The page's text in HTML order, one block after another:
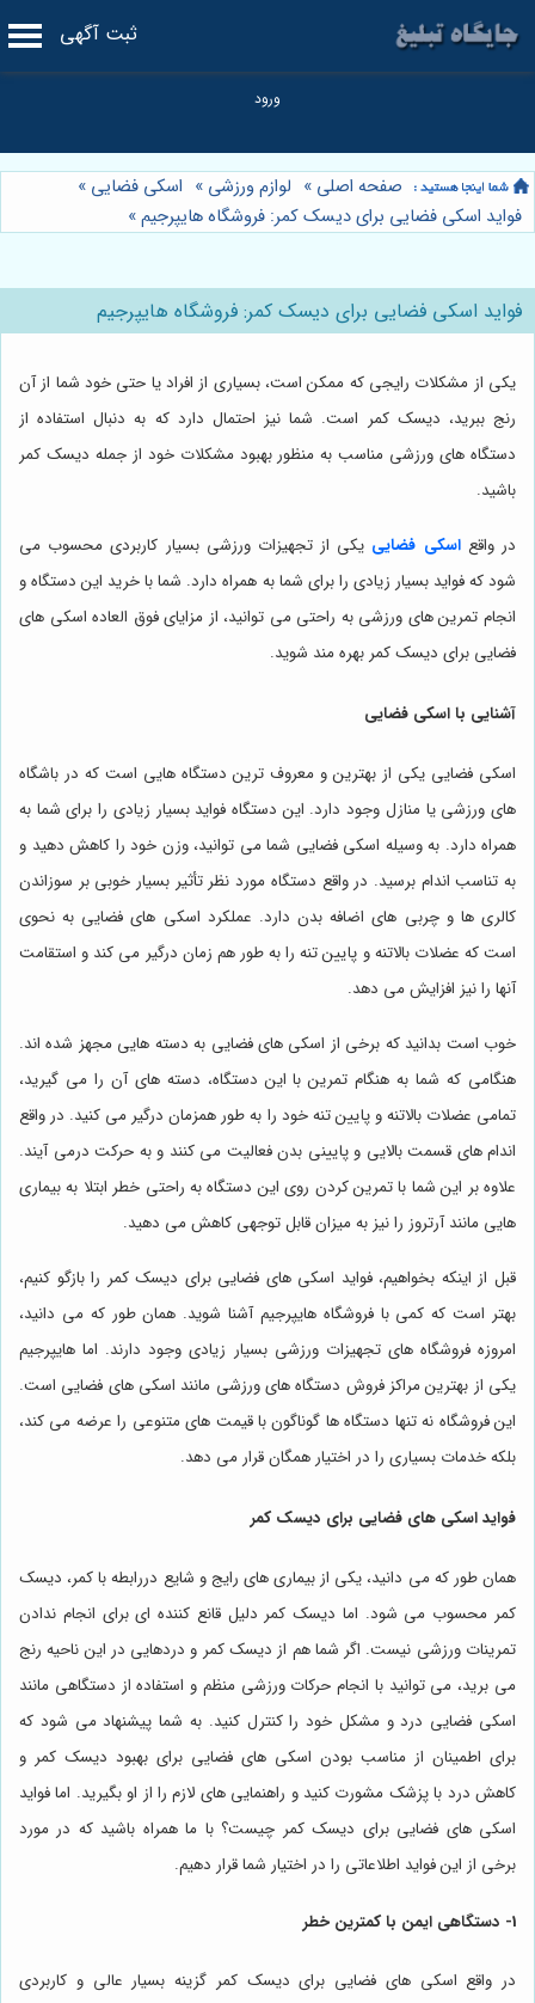
ثبت آگهی
صفحه اصلی » لوازم ورزشی » اسکی فضایی »
فواید اسکی فضایی برای دیسک کمر: فروشگاه هایپرجیم»
فواید اسکی فضایی برای دیسک کمر: فروشگاه هایپرجیم
یکی از مشکلات رایجی که ممکن است، بسیاری از افراد یا حتی خود شما از آن
رنج ببرید، دیسک کمر است. شما نیز احتمال دارد که به دنبال استفاده از
دستگاه های ورزشی مناسب به منظور بهبود مشکلات خود از جمله دیسک کمر
باشید.
در واقعاسکی فضایی یکی از تجهیزات ورزشی بسیار کاربردی محسوب می
شود که فواید بسیار زیادی را برای شما به همراه دارد. شما با خرید این دستگاه و
انجام تمرین های ورزشی به راحتی می توانید، از مزایای فوق العاده اسکی های
فضایی برای دیسک کمر بهره مند شوید.
آشنایی با اسکی فضایی
اسکی فضایی یکی از بهترین و معروف ترین دستگاه هایی است که در باشگاه
های ورزشی یا منازل وجود دارد. این دستگاه فواید بسیار زیادی را برای شما به
همراه دارد. به وسیله اسکی فضایی شما می توانید، وزن خود را کاهش دهید و
به تناسب اندام برسید. در واقع دستگاه مورد نظر تأثیر بسیار خوبی بر سوزاندن
کالری ها و چربی های اضافه بدن دارد. عملکرد اسکی های فضایی به نحوی
است که عضلات بالاتنه و پایین تنه را به طور هم زمان درگیر می کند و استقامت
آنها را نیز افزایش می دهد.
خوب است بدانید که برخی از اسکی های فضایی به دسته هایی مجهز شده اند.
هنگامی که شما به هنگام تمرین با این دستگاه، دسته های آن را می گیرید،
تمامی عضلات بالاتنه و پایین تنه خود را به طور همزمان درگیر می کنید. در واقع
اندام های قسمت بالایی و پایینی بدن فعالیت می کنند و به حرکت درمی آیند.
علاوه بر این شما با تمرین کردن روی این دستگاه به راحتی خطر ابتلا به بیماری
هایی مانند آرتروز را نیز به میزان قابل توجهی کاهش می دهید.
قبل از اینکه بخواهیم، فواید اسکی های فضایی برای دیسک کمر را بازگو کنیم،
بهتر است که کمی با فروشگاه هایپرجیم آشنا شوید. همان طور که می دانید،
امروزه فروشگاه های تجهیزات ورزشی بسیار زیادی وجود دارند. اما هایپرجیم
یکی از بهترین مراکز فروش دستگاه های ورزشی مانند اسکی های فضایی است.
این فروشگاه نه تنها دستگاه ها گوناگون با قیمت های متنوعی را عرضه می کند،
بلکه خدمات بسیاری را در اختیار همگان قرار می دهد.
فواید اسکی های فضایی برای دیسک کمر
همان طور که می دانید، یکی از بیماری های رایج و شایع دررابطه با کمر، دیسک
کمر محسوب می شود. اما دیسک کمر دلیل قانع کننده ای برای انجام ندادن
تمرینات ورزشی نیست. اگر شما هم از دیسک کمر و دردهایی در این ناحیه رنج
می برید، می توانید با انجام حرکات ورزشی منظم و استفاده از دستگاهی مانند
اسکی فضایی درد و مشکل خود را کنترل کنید. به شما پیشنهاد می شود که
برای اطمینان از مناسب بودن اسکی های فضایی برای بهبود دیسک کمر و
کاهش درد با پزشک مشورت کنید و راهنمایی های لازم را از او بگیرید. اما فواید
اسکی های فضایی برای دیسک کمر چیست؟ با ما همراه باشید که در مورد
برخی از این فواید اطلاعاتی را در اختیار شما قرار دهیم.
1- دستگاهی ایمن با کمترین خطر
در واقع اسکی های فضایی برای دیسک کمر گزینه بسیار عالی و کاربردی